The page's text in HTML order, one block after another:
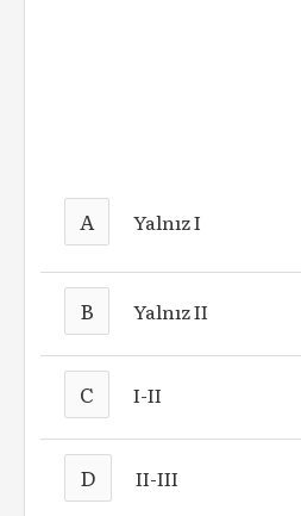
A Yalnız I
B Yalnız II
C I-II
D II-III